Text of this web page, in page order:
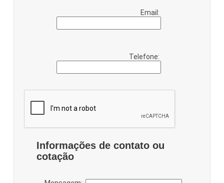
Email:
Telefone:
Informações de contato ou
cotação